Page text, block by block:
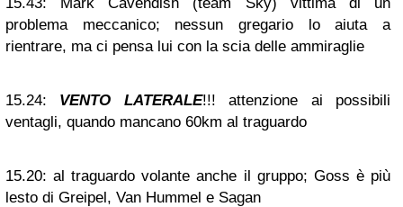
problema meccanico; nessun gregario lo aiuta a
rientrare, ma ci pensa lui con la scia delle ammiraglie
15.24: VENTO LATERALE!!! attenzione ai possibili
ventagli, quando mancano 60km al traguardo
15.20: al traguardo volante anche il gruppo; Goss è più
lesto di Greipel, Van Hummel e Sagan